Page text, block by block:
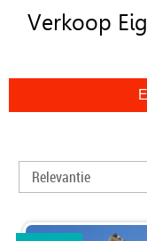
TE
HUUR
WIJ
PUBLICEER
THUIS
Verkoop